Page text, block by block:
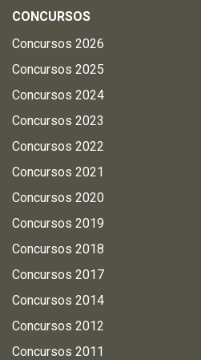
CONCURSOS
Concursos 2026
Concursos 2025
Concursos 2024
Concursos 2023
Concursos 2022
Concursos 2021
Concursos 2020
Concursos 2019
Concursos 2018
Concursos 2017
Concursos 2014
Concursos 2012
Concursos 2011